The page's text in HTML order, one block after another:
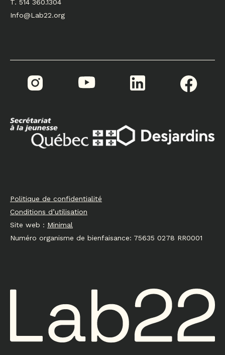
T. 514 360.1304
Info@Lab22.org
Politique de confidentialité
Conditions d’utilisation
Site web : Minimal
Numéro organisme de bienfaisance: 75635 0278 RR0001